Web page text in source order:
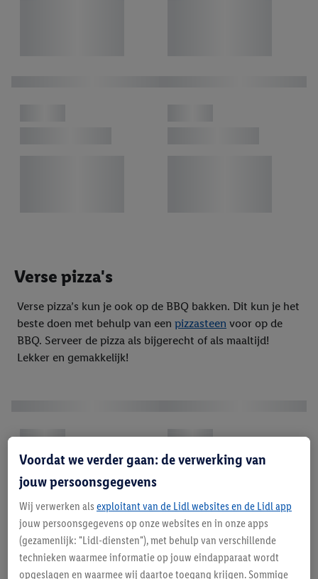
Verse pizza's
Verse pizza’s kun je ook op de BBQ bakken. Dit kun je het
beste doen met behulp van een pizzasteen voor op de
BBQ. Serveer de pizza als bijgerecht of als maaltijd!
Lekker en gemakkelijk!
Voordat we verder gaan: de verwerking van
jouw persoonsgegevens
Wij verwerken als exploitant van de Lidl websites en de Lidl app
jouw persoonsgegevens op onze websites en in onze apps
(gezamenlijk: "Lidl-diensten"), met behulp van verschillende
technieken waarmee informatie op jouw eindapparaat wordt
opgeslagen en waarmee wij daartoe toegang krijgen. Sommige